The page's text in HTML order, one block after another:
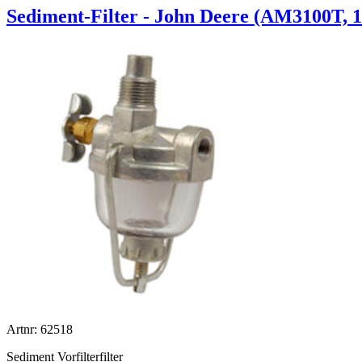
Sediment-Filter - John Deere (AM3100T,
Artnr: 62518
Sediment Vorfilterfilter